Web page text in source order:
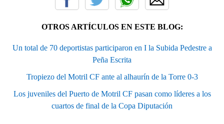
OTROS ARTÍCULOS EN ESTE BLOG:
Un total de 70 deportistas participaron en I la Subida Pedestre a
Peña Escrita
Tropiezo del Motril CF ante al alhaurín de la Torre 0-3
Los juveniles del Puerto de Motril CF pasan como líderes a los
cuartos de final de la Copa Diputación